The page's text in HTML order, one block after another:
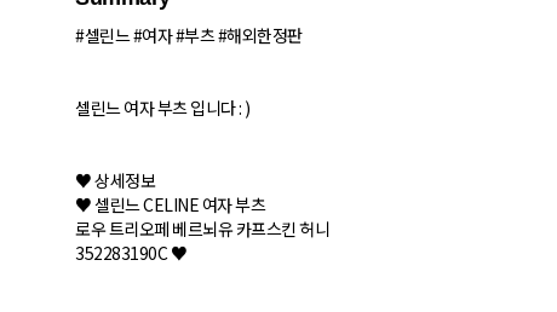
#셀린느 #여자 #부츠 #해외한정판
셀린느 여자 부츠 입니다 : )
♥ 상세정보
♥ 셀린느 CELINE 여자 부츠
로우 트리오페 베르뇌유 카프스킨 허니
352283190C ♥